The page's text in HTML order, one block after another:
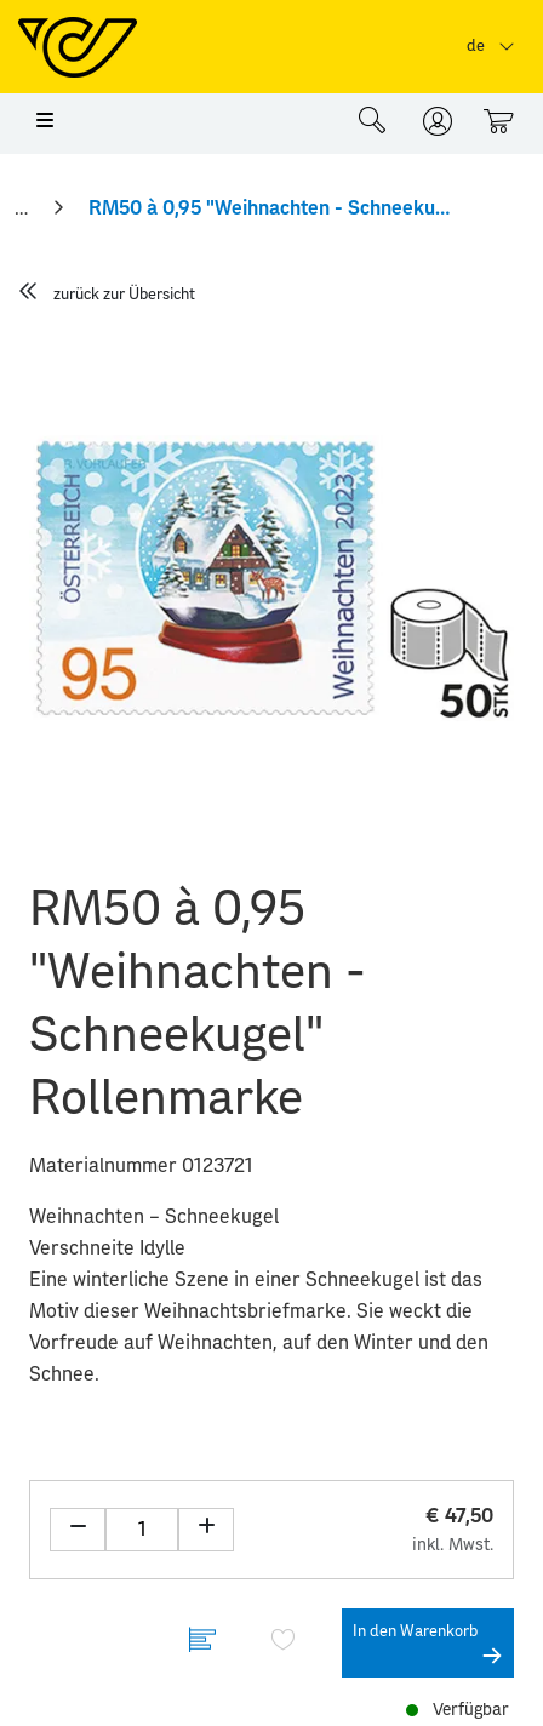
Springe zu Hauptinhalt
de
0
RM50 à 0,95 "Weihnachten - Schneekugel" Rollenmarke
zurück zur Übersicht
RM50 à 0,95
"Weihnachten -
Schneekugel"
Rollenmarke
Materialnummer 0123721
Weihnachten – Schneekugel
Verschneite Idylle
Eine winterliche Szene in einer Schneekugel ist das
Motiv dieser Weihnachtsbriefmarke. Sie weckt die
Vorfreude auf Weihnachten, auf den Winter und den
Schnee.
€ 47,50
inkl. Mwst.
In den Warenkorb
Verfügbar